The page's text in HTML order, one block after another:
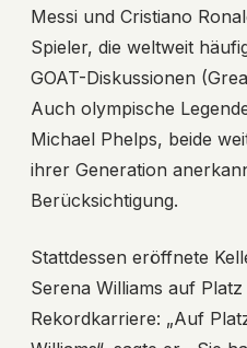
Messi und Cristiano
Spieler, die weltweit
GOAT-Diskussionen
Auch olympische
Michael Phelps, beide
ihrer Generation
Berücksichtigung.
Stattdessen eröffnete
Serena Williams auf
Rekordkarriere: „Auf